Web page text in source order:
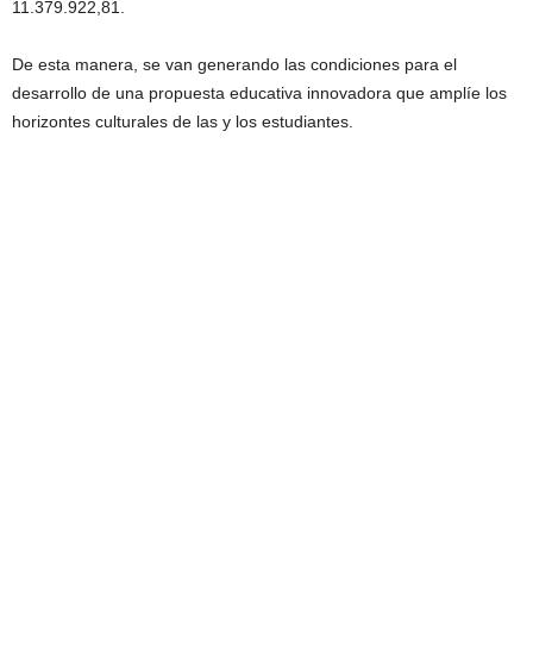
11.379.922,81.
De esta manera, se van generando las condiciones para el
desarrollo de una propuesta educativa innovadora que amplíe los
horizontes culturales de las y los estudiantes.